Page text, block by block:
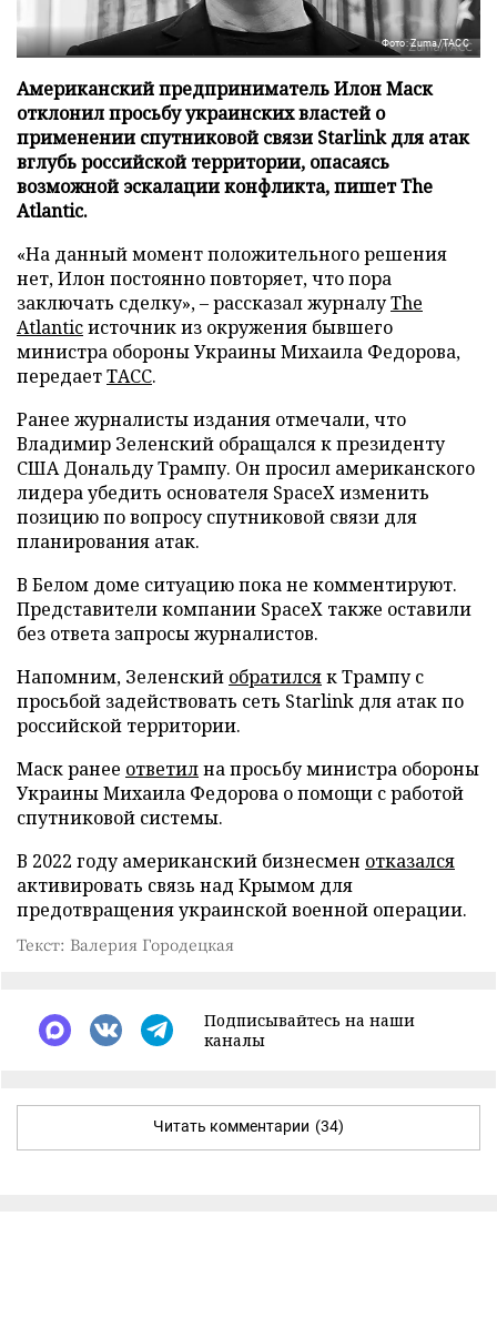
Фото: Zuma/ТАСС
Американский предприниматель Илон Маск
отклонил просьбу украинских властей о
применении спутниковой связи Starlink для атак
вглубь российской территории, опасаясь
возможной эскалации конфликта, пишет The
Atlantic.
«На данный момент положительного решения
нет, Илон постоянно повторяет, что пора
заключать сделку», – рассказал журналуThe
Atlanticисточник из окружения бывшего
министра обороны Украины Михаила Федорова,
передаетТАСС.
Ранее журналисты издания отмечали, что
Владимир Зеленский обращался к президенту
США Дональду Трампу. Он просил американского
лидера убедить основателя SpaceX изменить
позицию по вопросу спутниковой связи для
планирования атак.
В Белом доме ситуацию пока не комментируют.
Представители компании SpaceX также оставили
без ответа запросы журналистов.
Напомним, Зеленский обратилсяк Трампу с
просьбой задействовать сеть Starlink для атак по
российской территории.
Маск ранее ответилна просьбу министра обороны
Украины Михаила Федорова о помощи с работой
спутниковой системы.
В 2022 году американский бизнесмен отказался
активировать связь над Крымом для
предотвращения украинской военной операции.
Текст: Валерия Городецкая
Подписывайтесь на наши
каналы
Читать комментарии (34)